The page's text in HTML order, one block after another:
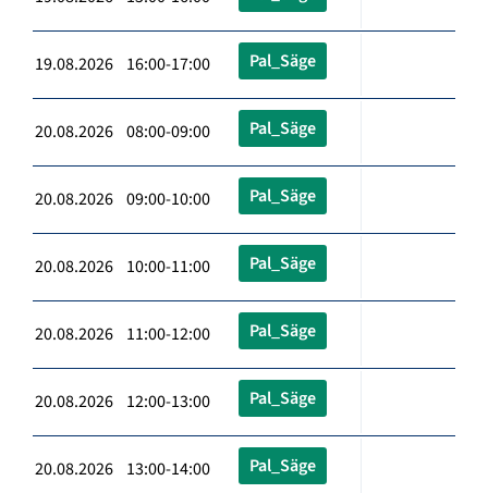
19.08.2026 16:00-17:00 Pal_Säge
20.08.2026 08:00-09:00 Pal_Säge
20.08.2026 09:00-10:00 Pal_Säge
20.08.2026 10:00-11:00 Pal_Säge
20.08.2026 11:00-12:00 Pal_Säge
20.08.2026 12:00-13:00 Pal_Säge
20.08.2026 13:00-14:00 Pal_Säge